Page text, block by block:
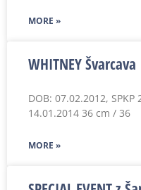
MORE »
WHITNEY Švarcava
DOB: 07.02.2012, SPKP
14.01.2014 36 cm / 36
MORE »